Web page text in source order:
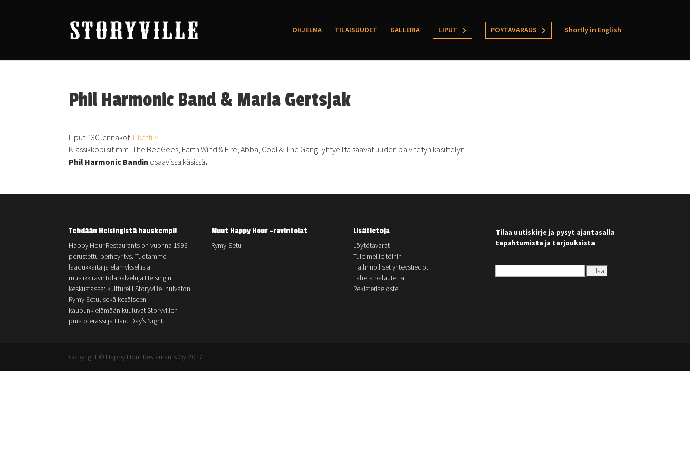
OHJELMA TILAISUUDET GALLERIA LIPUT PÖYTÄVARAUS Shortly in English
Phil Harmonic Band & Maria Gertsjak
Liput 13€, ennakotTiketti >
Klassikkobiisit mm. The BeeGees, Earth Wind & Fire, Abba, Cool & The Gang- yhtyeiltä saavat uuden päivitetyn käsittelyn
Phil Harmonic Bandin osaavissa käsissä.
Tehdään Helsingistä hauskempi!
Happy Hour Restaurants on vuonna 1993
perustettu perheyritys. Tuotamme
laadukkaita ja elämyksellisiä
musiikkiravintolapalveluja Helsingin
keskustassa; kultturelli Storyville, hulvaton
Rymy-Eetu, sekä kesäiseen
kaupunkielämään kuuluvat Storyvillen
puistoterassi ja Hard Day’s Night.
Muut Happy Hour -ravintolat
Rymy-Eetu
Lisätietoja
Löytötavarat
Tule meille töihin
Hallinnolliset yhteystiedot
Lähetä palautetta
Rekisteriseloste
Tilaa uutiskirje ja pysyt ajantasalla
tapahtumista ja tarjouksista
Copyright © Happy Hour Restaurants Oy 2017